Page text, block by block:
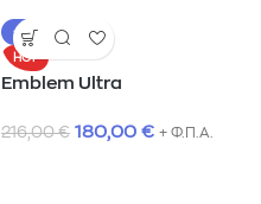
-17%
HOT
Emblem Ultra
216,00€ 180,00 € + Φ.Π.Α.